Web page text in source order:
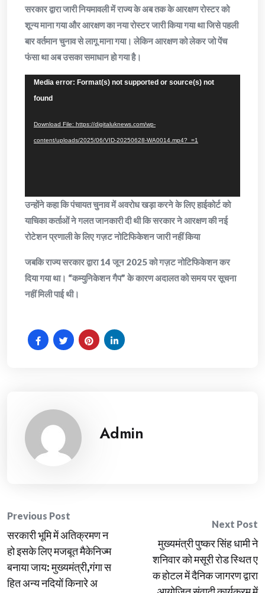
सरकार द्वारा जारी नियमावली में राज्य के अब तक के आरक्षण रोस्टर को
शून्य माना गया और आरक्षण का नया रोस्टर जारी किया गया था जिसे पहली
बार वर्तमान चुनाव से लागू माना गया। लेकिन आरक्षण को लेकर जो पेंच
फंसा था अब उसका समाधान हो गया है।
Video
Player
Media error: Format(s) not supported or source(s) not
found
Download File: https://digitaluknews.com/wp-
content/uploads/2025/06/VID-20250628-WA0014.mp4?_=1
उन्होंने कहा कि पंचायत चुनाव में अवरोध खड़ा करने के लिए हाईकोर्ट को
याचिका कर्ताओं ने गलत जानकारी दी थी कि सरकार ने आरक्षण की नई
रोटेशन प्रणाली के लिए गज़ट नोटिफिकेशन जारी नहीं किया
जबकि राज्य सरकार द्वारा 14 जून 2025 को गज़ट नोटिफिकेशन कर
दिया गया था। “कम्युनिकेशन गैप” के कारण अदालत को समय पर सूचना
नहीं मिली पाई थी।
Admin
Post
navigation
Previous Post
सरकारी भूमि में अतिक्रमण न
हो इसके लिए मजबूत मैकेनिज्म
बनाया जाय: मुख्यमंत्री,गंगा स
हित अन्य नदियों किनारे अ
Next Post
मुख्यमंत्री पुष्कर सिंह धामी ने
शनिवार को मसूरी रोड स्थित ए
क होटल में दैनिक जागरण द्वारा